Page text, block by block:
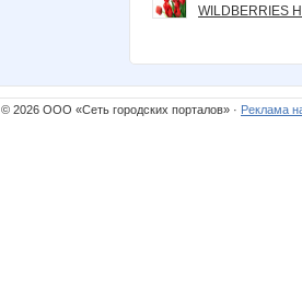
© 2026 ООО «Сеть городских порталов» · Реклама